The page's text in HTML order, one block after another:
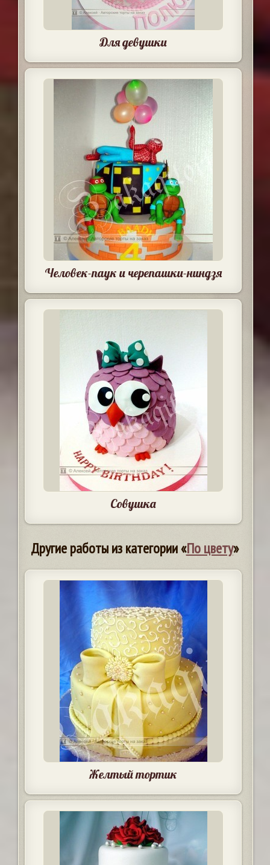
Для девушки
Человек-паук и черепашки-ниндзя
Совушка
Другие работы из категории «По цвету»
Желтый тортик